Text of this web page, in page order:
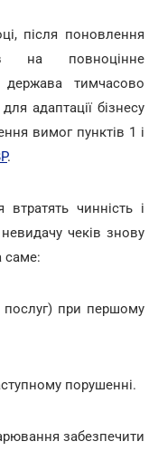
після поновлення
на повноцінне
держава тимчасово
адаптації бізнесу
вимог пунктів 1 і
.
чинність і
чеків знову
саме:
послуг) при першому
порушенні.
забезпечити